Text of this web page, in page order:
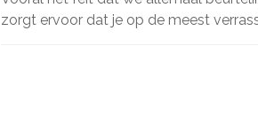
zorgt ervoor dat je op de meest